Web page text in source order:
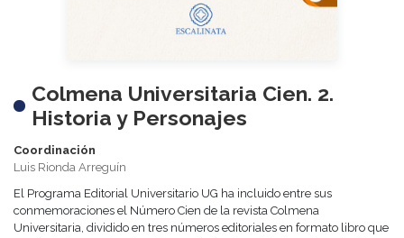
Colmena Universitaria Cien. 2.
Historia y Personajes
Coordinación
Luis Rionda Arreguín
El Programa Editorial Universitario UG ha incluido entre sus
conmemoraciones el Número Cien de la revista Colmena
Universitaria, dividido en tres números editoriales en formato libro que